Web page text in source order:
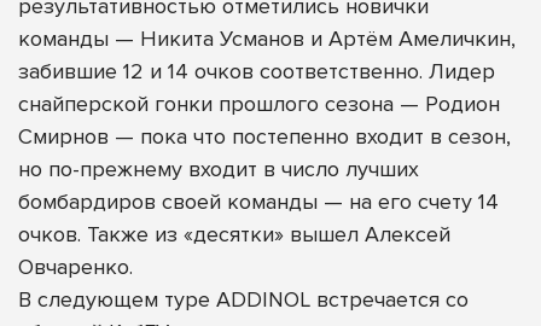
результативностью отметились новички
команды — Никита Усманов и Артём Амеличкин,
забившие 12 и 14 очков соответственно. Лидер
снайперской гонки прошлого сезона — Родион
Смирнов — пока что постепенно входит в сезон,
но по-прежнему входит в число лучших
бомбардиров своей команды — на его счету 14
очков. Также из «десятки» вышел Алексей
Овчаренко.
В следующем туре ADDINOL встречается со